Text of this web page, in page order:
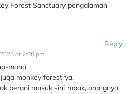
Forest Sanctuary pengalaman
at 2:08 pm
Reply
mana
monkey forest ya.
berani masuk sini mbak, orangnya